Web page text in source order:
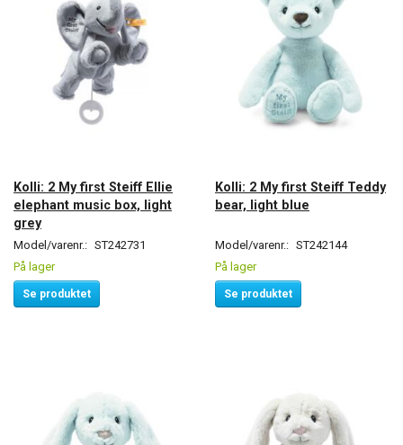
Kolli: 2 My first Steiff Ellie
elephant music box, light
grey
Model/varenr.: ST242731
På lager
Se produktet
Kolli: 2 My first Steiff Teddy
bear, light blue
Model/varenr.: ST242144
På lager
Se produktet